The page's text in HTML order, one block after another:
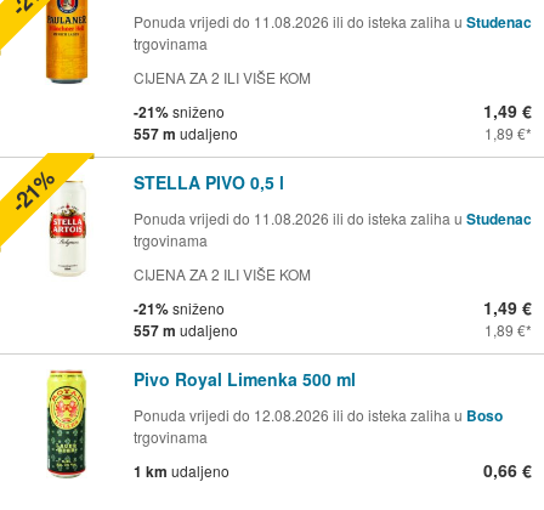
Ponuda vrijedi do 11.08.2026 ili do isteka zaliha u Studenac
trgovinama
CIJENA ZA 2 ILI VIŠE KOM
-21%sniženo
557 m udaljeno
1,49 €
1,89 €
STELLA PIVO 0,5 l
Ponuda vrijedi do 11.08.2026 ili do isteka zaliha u Studenac
trgovinama
CIJENA ZA 2 ILI VIŠE KOM
-21%sniženo
557 m udaljeno
1,49 €
1,89 €
-21%
Pivo Royal Limenka 500 ml
Ponuda vrijedi do 12.08.2026 ili do isteka zaliha u Boso
trgovinama
1 km udaljeno 0,66 €